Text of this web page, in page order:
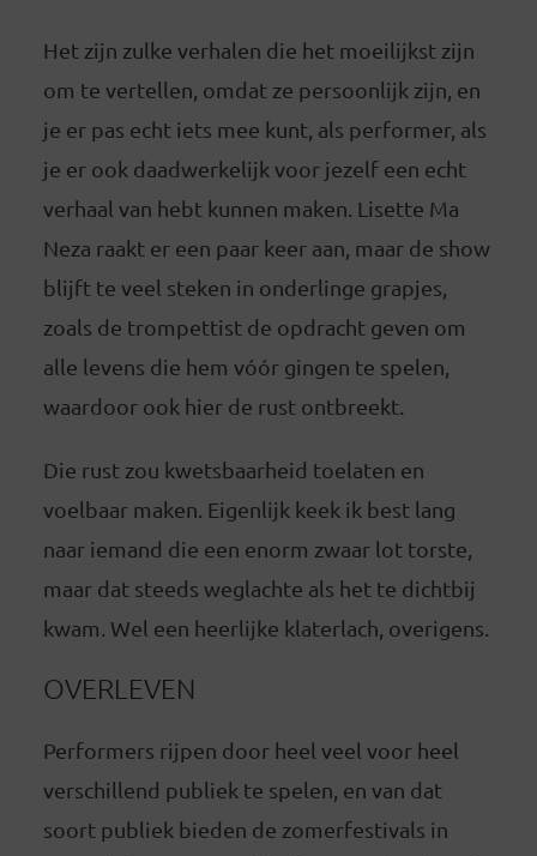
Het zijn zulke verhalen die het moeilijkst zijn
om te vertellen, omdat ze persoonlijk zijn, en
je er pas echt iets mee kunt, als performer, als
je er ook daadwerkelijk voor jezelf een echt
verhaal van hebt kunnen maken. Lisette Ma
Neza raakt er een paar keer aan, maar de show
blijft te veel steken in onderlinge grapjes,
zoals de trompettist de opdracht geven om
alle levens die hem vóór gingen te spelen,
waardoor ook hier de rust ontbreekt.
Die rust zou kwetsbaarheid toelaten en
voelbaar maken. Eigenlijk keek ik best lang
naar iemand die een enorm zwaar lot torste,
maar dat steeds weglachte als het te dichtbij
kwam. Wel een heerlijke klaterlach, overigens.
OVERLEVEN
Performers rijpen door heel veel voor heel
verschillend publiek te spelen, en van dat
soort publiek bieden de zomerfestivals in